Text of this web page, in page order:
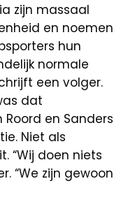
zijn massaal
en noemen
hun
normale
een volger.
dat
en Sanders
Niet als
“Wij doen niets
“We zijn gewoon